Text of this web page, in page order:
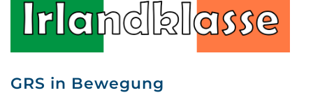
GRS in Bewegung